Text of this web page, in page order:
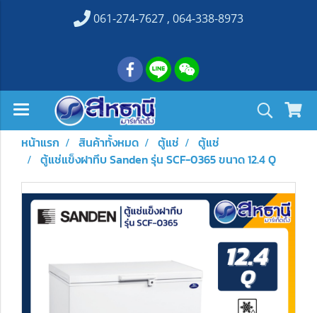
061-274-7627 , 064-338-8973
หน้าแรก สินค้าทั้งหมด ตู้แช่
ตู้แช่
ตู้แช่แข็งฝาทึบ Sanden รุ่น SCF-0365 ขนาด 12.4 Q